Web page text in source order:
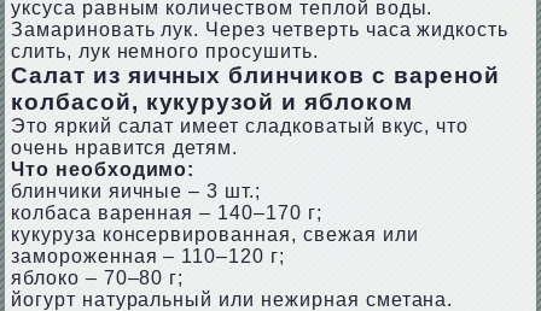
уксуса равным количеством теплой воды.
Замариновать лук. Через четверть часа жидкость
слить, лук немного просушить.
Салат из яичных блинчиков с вареной
колбасой, кукурузой и яблоком
Это яркий салат имеет сладковатый вкус, что
очень нравится детям.
Что необходимо:
блинчики яичные – 3 шт.;
колбаса варенная – 140–170 г;
кукуруза консервированная, свежая или
замороженная – 110–120 г;
яблоко – 70–80 г;
йогурт натуральный или нежирная сметана.